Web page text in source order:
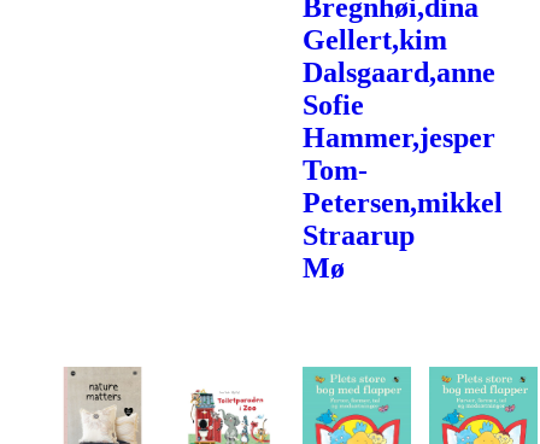
Bregnhøi,dina
Gellert,kim
Dalsgaard,anne
Sofie
Hammer,jesper
Tom-
Petersen,mikkel
Straarup
Mø